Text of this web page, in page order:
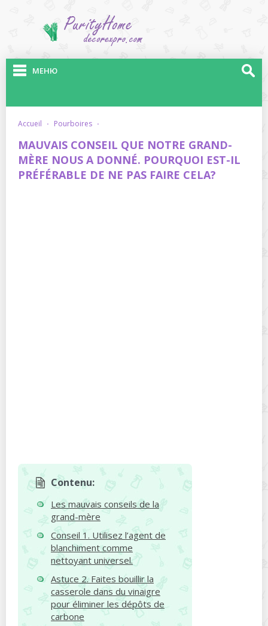
МЕНЮ
accueil · pourboires ·
MAUVAIS CONSEIL QUE NOTRE GRAND-
MÈRE NOUS A DONNÉ. POURQUOI EST-IL
PRÉFÉRABLE DE NE PAS FAIRE CELA?
Contenu:
Les mauvais conseils de la
grand-mère
Conseil 1. Utilisez l’agent de
blanchiment comme
nettoyant universel.
Astuce 2. Faites bouillir la
casserole dans du vinaigre
pour éliminer les dépôts de
carbone